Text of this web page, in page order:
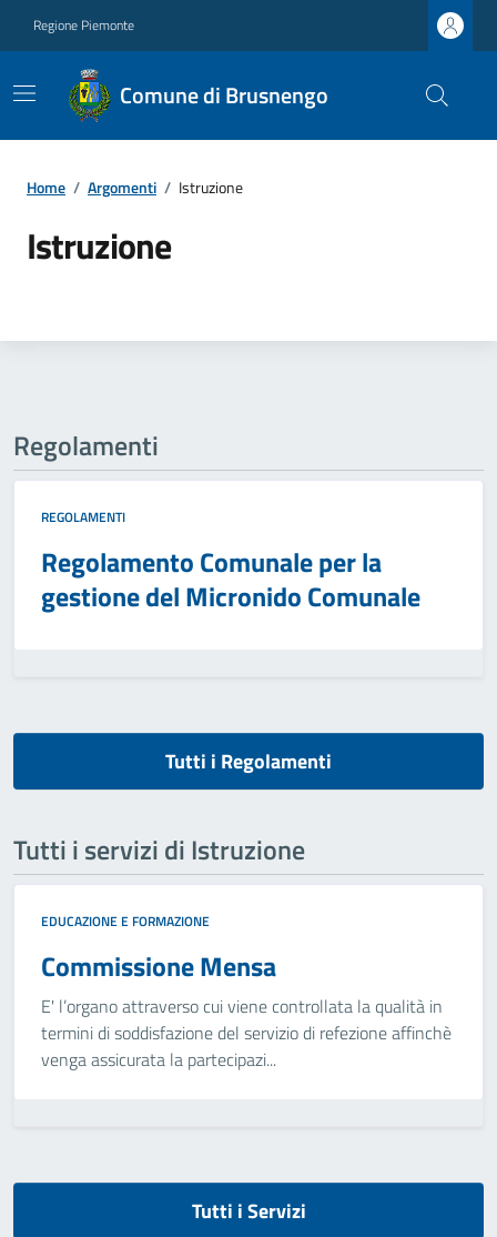
Regione Piemonte
Comune di Brusnengo
Home / Argomenti / Istruzione
Istruzione
Regolamenti
REGOLAMENTI
Regolamento Comunale per la
gestione del Micronido Comunale
Tutti i Regolamenti
Tutti i servizi di Istruzione
EDUCAZIONE E FORMAZIONE
Commissione Mensa
E' l’organo attraverso cui viene controllata la qualità in
termini di soddisfazione del servizio di refezione affinchè
venga assicurata la partecipazi...
Tutti i Servizi